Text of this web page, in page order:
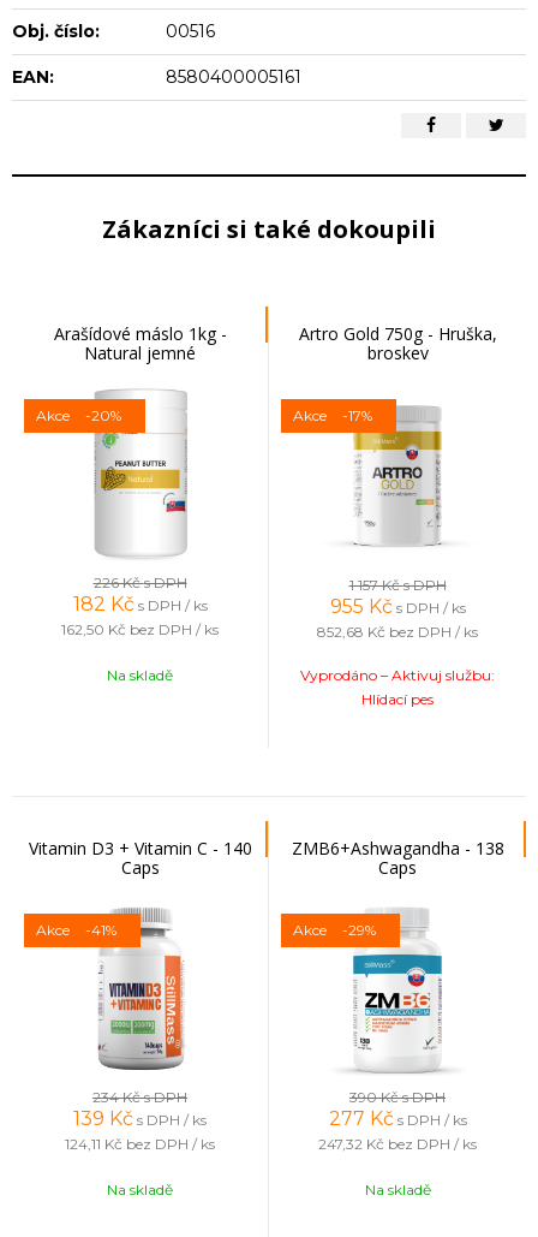
Obj. číslo: 00516
EAN: 8580400005161
Zákazníci si také dokoupili
Arašídové máslo 1kg -
Natural jemné
Akce -20%
226 Kčs DPH
182 Kč s DPH / ks
162,50 Kč bez DPH / ks
Na skladě
Artro Gold 750g - Hruška,
broskev
Akce -17%
1 157 Kčs DPH
955 Kč s DPH / ks
852,68 Kč bez DPH / ks
Vyprodáno – Aktivuj službu:
Hlídací pes
Vitamin D3 + Vitamin C - 140
Caps
Akce -41%
234 Kčs DPH
139 Kč s DPH / ks
124,11 Kč bez DPH / ks
Na skladě
ZMB6+Ashwagandha - 138
Caps
Akce -29%
390 Kčs DPH
277 Kč s DPH / ks
247,32 Kč bez DPH / ks
Na skladě